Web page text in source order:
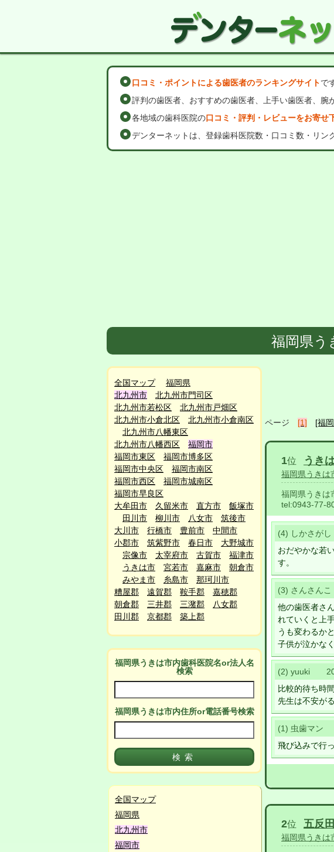
口コミ・ポイントによる歯医者のランキングサイトで
評判の歯医者、おすすめの歯医者、上手い歯医者、
各地域の歯科医院の口コミ・評判・レビューをお寄せ
デンターネットは、登録歯科医院数・口コミ数・リン
福岡県う
全国マップ
福岡県
北九州市
北九州市門司区
北九州市若松区
北九州市戸畑区
北九州市小倉北区
北九州市小倉南区
北九州市八幡東区
北九州市八幡西区
福岡市
福岡市東区
福岡市博多区
福岡市中央区
福岡市南区
福岡市西区
福岡市城南区
福岡市早良区
大牟田市
久留米市 直方市
飯塚市
田川市
柳川市 八女市
筑後市
大川市
行橋市 豊前市
中間市
小郡市
筑紫野市 春日市
大野城市
宗像市
太宰府市 古賀市
福津市
うきは市
宮若市 嘉麻市
朝倉市
みやま市
糸島市
那珂川市
糟屋郡
遠賀郡 鞍手郡
嘉穂郡
朝倉郡
三井郡 三潴郡
八女郡
田川郡
京都郡 築上郡
福岡県うきは市内歯科医院名or法人名
検索
福岡県うきは市内住所or電話番号検索
全国マップ
福岡県
北九州市
福岡市
ページ [1] [福
1位 うき
福岡県うきは
福岡県うきは
tel:0943-77-
(4) しかさが
おだやかな若
す。
(3) さんさん
他の歯医者さ
れていくと上
うも変わるか
子供が泣かな
(2) yuuki
比較的待ち時
先生は不安が
(1) 虫歯マン
飛び込みで行
2位 五反
福岡県うきは